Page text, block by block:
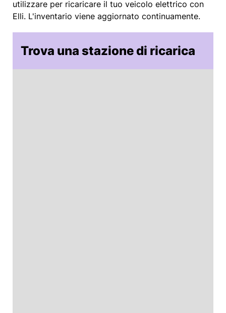
utilizzare per ricaricare il tuo veicolo elettrico con
Elli. L'inventario viene aggiornato continuamente.
Trova una stazione di ricarica